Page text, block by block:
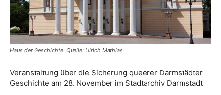
Haus der Geschichte. Quelle: Ulrich Mathias
Veranstaltung über die Sicherung queerer Darmstädter
Geschichte am 28. November im Stadtarchiv Darmstadt